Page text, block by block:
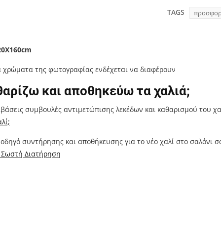
TAGS
της φωτογραφίας ενδέχεται να διαφέρουν
και αποθηκεύω τα χαλιά;
συμβουλές αντιμετώπισης λεκέδων και καθαρισμού του
συντήρησης και αποθήκευσης για το νέο χαλί στο σαλόνι
Διατήρηση